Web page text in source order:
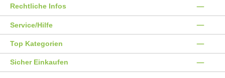
Rechtliche Infos
Service/Hilfe
Top Kategorien
Sicher Einkaufen